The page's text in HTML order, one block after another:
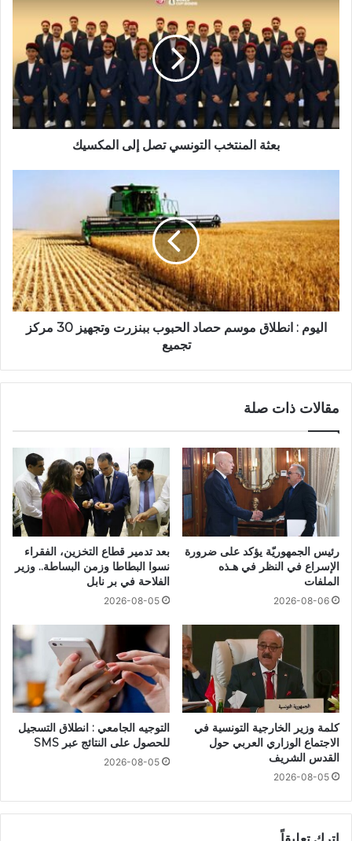
بعثة المنتخب التونسي تصل إلى المكسيك
اليوم : انطلاق موسم حصاد الحبوب ببنزرت وتجهيز 30 مركز
تجميع
مقالات ذات صلة
رئيس الجمهوريّة يؤكد على ضرورة
الإسراع في النظر في هـذه
الملفات
2026-08-06
بعد تدمير قطاع التخزين، الفقراء
نسوا البطاطا وزمن البساطة.. وزير
الفلاحة في بر نابل
2026-08-05
كلمة وزير الخارجية التونسية في
الاجتماع الوزاري العربي حول
القدس الشريف
2026-08-05
التوجيه الجامعي : انطلاق التسجيل
للحصول على النتائج عبر SMS
2026-08-05